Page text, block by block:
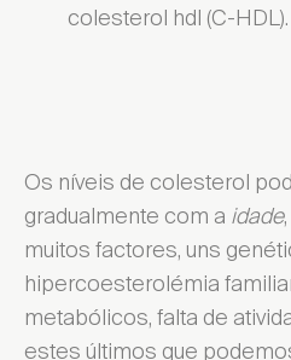
colesterol hdl (C-HDL).
Os níveis de colesterol
gradualmente com a idade
muitos factores, uns
hipercoesterolémia
metabólicos, falta de
estes últimos que